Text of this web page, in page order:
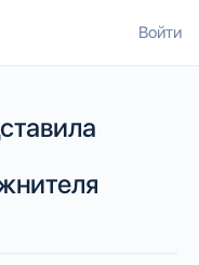
Войти